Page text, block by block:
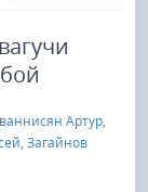
Артур,
, Загайнов